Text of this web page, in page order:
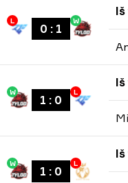
L
0 : 1
W
Iš
W
1 : 0
L
Iš
W
1 : 0
L
Iš